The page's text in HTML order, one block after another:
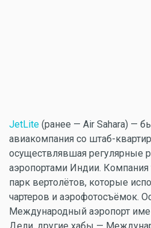
JetLite (ранее — Air Sahara) —
авиакомпания со штаб-
осуществлявшая
аэропортами Индии. Компания
парк вертолётов, которые
чартеров и аэрофотосъёмок.
Международный аэропорт